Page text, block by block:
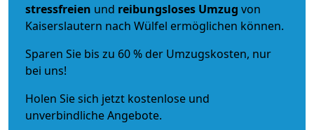
stressfreien und reibungsloses Umzug von
Kaiserslautern nach Wülfel ermöglichen können.
Sparen Sie bis zu 60 % der Umzugskosten, nur
bei uns!
Holen Sie sich jetzt kostenlose und
unverbindliche Angebote.